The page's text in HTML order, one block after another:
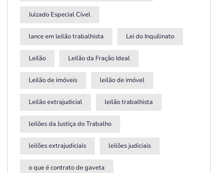
Juizado Especial Cível
lance em leilão trabalhista Lei do Inquilinato
Leilão Leilão da Fração Ideal
Leilão de imóveis leilão de imóvel
Leilão extrajudicial leilão trabalhista
leilões da Justiça do Trabalho
leilões extrajudiciais leilões judiciais
o que é contrato de gaveta